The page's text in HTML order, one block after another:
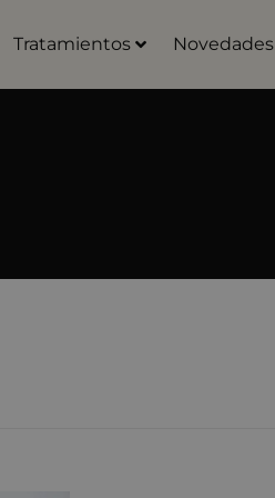
Tratamientos Novedades